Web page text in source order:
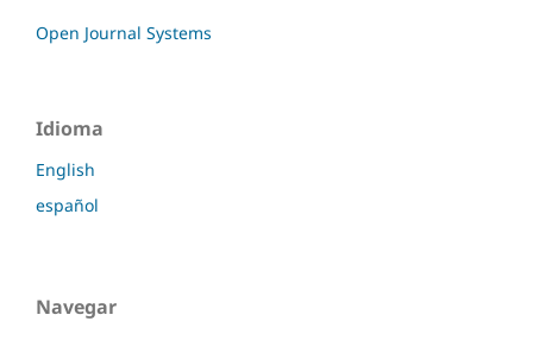
Open Journal Systems
Idioma
English
español
Navegar